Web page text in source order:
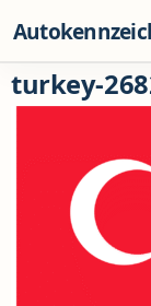
turkey-